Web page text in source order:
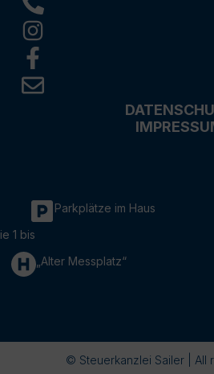
Parkplätze im Haus
1 bis
„Alter Messplatz“
© Steuerkanzlei Sailer | All